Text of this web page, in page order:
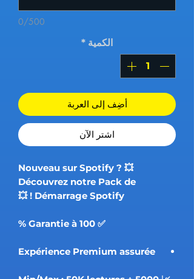
0/500
الكمية *
أضِف إلى العربة
اشترِ الآن
💥 Nouveau sur Spotify ?
Découvrez notre Pack de
Démarrage Spotify ! 💥
✅ Garantie à 100 %
Expérience Premium assurée